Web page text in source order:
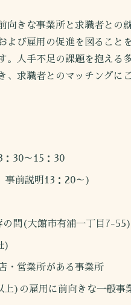
きな事業所と求職者との
よび雇用の促進を図ること
。人手不足の課題を抱える
、求職者とのマッチングに
30～15：30
前説明13：20～)
間(大館市有浦一丁目7-55)
)
・営業所がある事業所
)の雇用に前向きな一般事